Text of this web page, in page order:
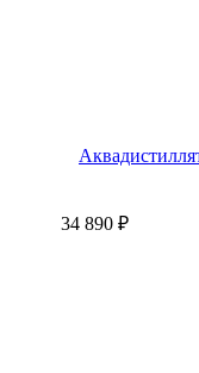
34 890 ₽